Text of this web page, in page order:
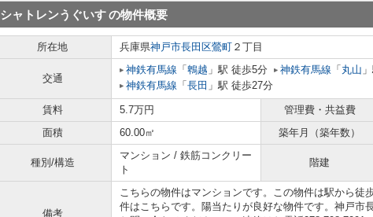
シャトレンうぐいすの物件概要
所在地 兵庫県神戸市長田区鶯町 ２丁目
交通
神鉄有馬線 「 鵯越 」駅 徒歩5分 神鉄有馬線 「 丸山
神鉄有馬線 「 長田 」駅 徒歩27分
賃料 5.7万円 管理費・共益費
面積
60.00㎡ 築年月（築年数）
種別/構造
マンション / 鉄筋コンクリー
ト
階建
備考
こちらの物件はマンションです。この物件は駅から徒
件はこちらです。陽当たりが良好な物件です。神戸市